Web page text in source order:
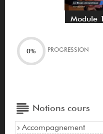
Module
0% PROGRESSION
Notions cours
Accompagnement